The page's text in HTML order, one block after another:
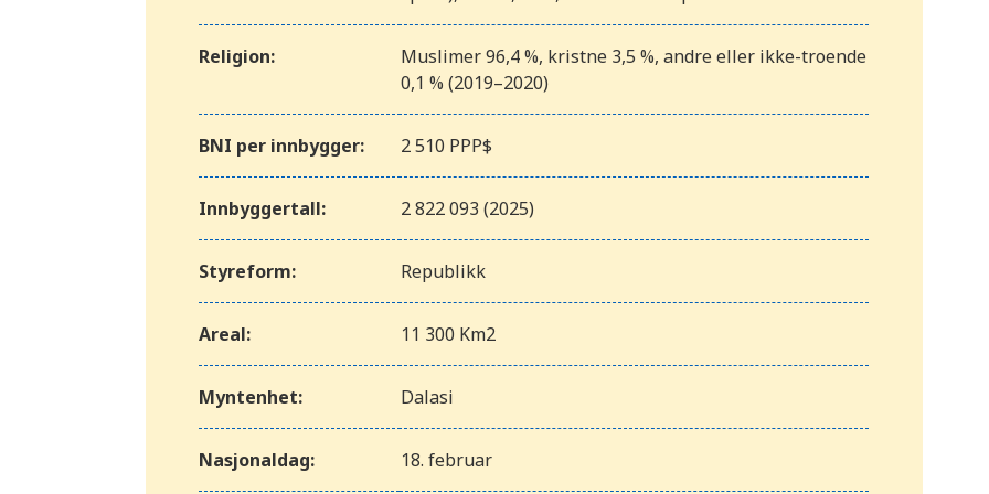
Religion:
Muslimer 96,4 %, kristne 3,5 %, andre eller ikke-troende
0,1 % (2019–2020)
BNI per innbygger: 2 510 PPP$
Innbyggertall: 2 822 093 (2025)
Styreform: Republikk
Areal: 11 300 Km2
Myntenhet: Dalasi
Nasjonaldag: 18. februar